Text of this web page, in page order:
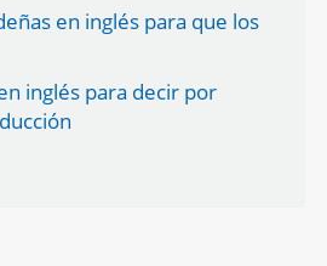
en inglés para que los
inglés para decir por